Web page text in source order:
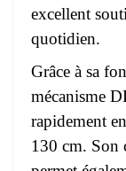
excellent
quotidien.
Grâce à sa
mécanisme
rapidement
130 cm. Son